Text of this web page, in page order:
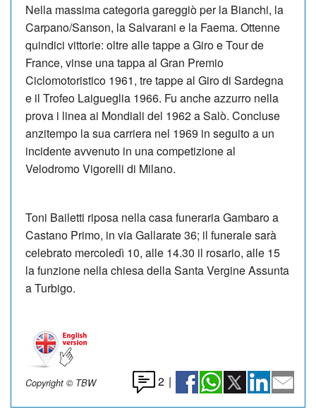
Nella massima categoria gareggiò per la Bianchi, la
Carpano/Sanson, la Salvarani e la Faema. Ottenne
quindici vittorie: oltre alle tappe a Giro e Tour de
France, vinse una tappa al Gran Premio
Ciclomotoristico 1961, tre tappe al Giro di Sardegna
e il Trofeo Laigueglia 1966. Fu anche azzurro nella
prova i linea ai Mondiali del 1962 a Salò. Concluse
anzitempo la sua carriera nel 1969 in seguito a un
incidente avvenuto in una competizione al
Velodromo Vigorelli di Milano.
Toni Bailetti riposa nella casa funeraria Gambaro a
Castano Primo, in via Gallarate 36; il funerale sarà
celebrato mercoledì 10, alle 14.30 il rosario, alle 15
la funzione nella chiesa della Santa Vergine Assunta
a Turbigo.
Copyright © TBW 2 |